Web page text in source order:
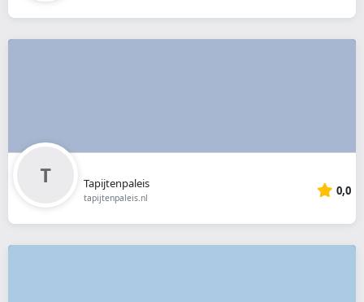
Tapijtenpaleis
tapijtenpaleis.nl 0,0